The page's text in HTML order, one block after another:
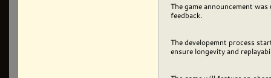
The game announcement
feedback.
The developemnt process
ensure longevity and